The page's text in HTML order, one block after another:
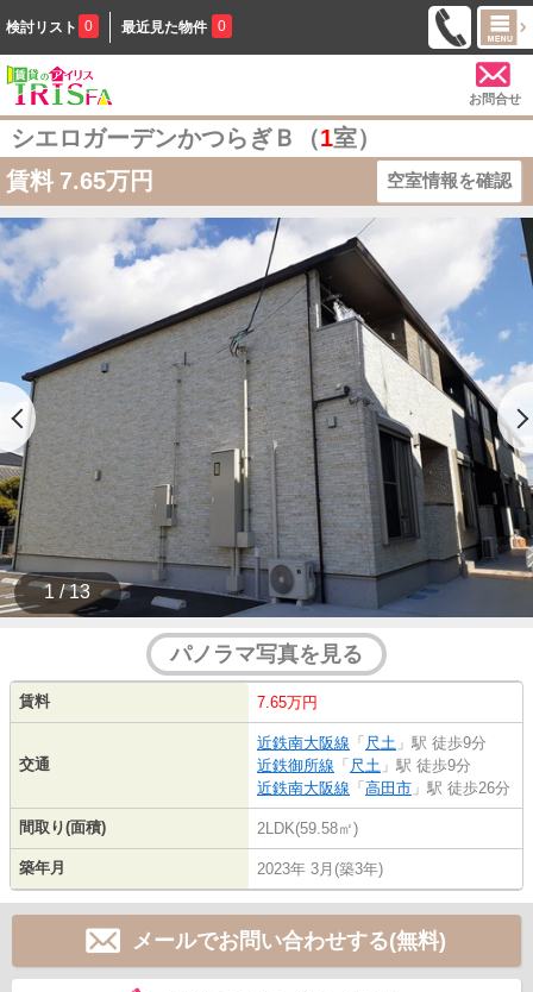
検討リスト 0 最近見た物件 0
お問合せ
シエロガーデンかつらぎＢ（1室）
賃料 7.65万円 空室情報を確認
1 / 13
パノラマ写真を見る
賃料 7.65万円
交通
近鉄南大阪線 「 尺土 」駅 徒歩9分
近鉄御所線 「 尺土 」駅 徒歩9分
近鉄南大阪線 「 高田市 」駅 徒歩26分
間取り(面積) 2LDK(59.58㎡)
築年月 2023年 3月(築3年)
メールでお問い合わせする(無料)